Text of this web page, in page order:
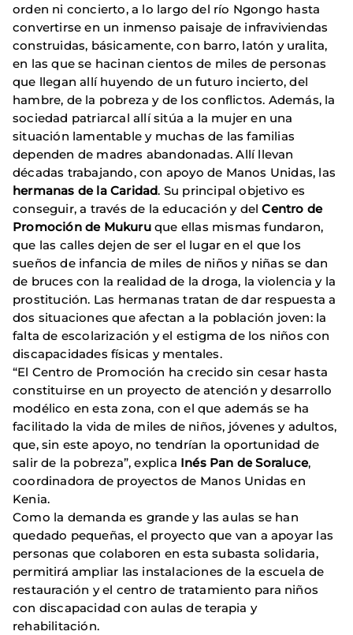
orden ni concierto, a lo largo del río Ngongo hasta
convertirse en un inmenso paisaje de infraviviendas
construidas, básicamente, con barro, latón y uralita,
en las que se hacinan cientos de miles de personas
que llegan allí huyendo de un futuro incierto, del
hambre, de la pobreza y de los conflictos. Además, la
sociedad patriarcal allí sitúa a la mujer en una
situación lamentable y muchas de las familias
dependen de madres abandonadas. Allí llevan
décadas trabajando, con apoyo de Manos Unidas, las
hermanas de la Caridad. Su principal objetivo es
conseguir, a través de la educación y delCentro de
Promoción de Mukuruque ellas mismas fundaron,
que las calles dejen de ser el lugar en el que los
sueños de infancia de miles de niños y niñas se dan
de bruces con la realidad de la droga, la violencia y la
prostitución. Las hermanas tratan de dar respuesta a
dos situaciones que afectan a la población joven: la
falta de escolarización y el estigma de los niños con
discapacidades físicas y mentales.
“El Centro de Promoción ha crecido sin cesar hasta
constituirse en un proyecto de atención y desarrollo
modélico en esta zona, con el que además se ha
facilitado la vida de miles de niños, jóvenes y adultos,
que, sin este apoyo, no tendrían la oportunidad de
salir de la pobreza”, explica Inés Pan de Soraluce,
coordinadora de proyectos de Manos Unidas en
Kenia.
Como la demanda es grande y las aulas se han
quedado pequeñas, el proyecto que van a apoyar las
personas que colaboren en esta subasta solidaria,
permitirá ampliar las instalaciones de la escuela de
restauración y el centro de tratamiento para niños
con discapacidad con aulas de terapia y
rehabilitación.